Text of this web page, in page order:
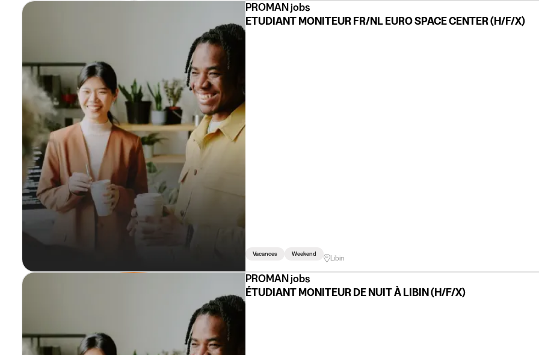
PROMAN jobs
ETUDIANT MONITEUR FR/NL EURO SPACE CENTER (H/F/X)
Vacances Weekend Libin
PROMAN jobs
ÉTUDIANT MONITEUR DE NUIT À LIBIN (H/F/X)